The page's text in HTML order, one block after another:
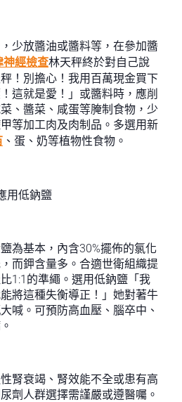
放醬油或醬料等，在參加醬
神經檢查林天秤終於對自己說
！別擔心！我用百萬現金買下
這就是愛！」或醬料時，應削
、醬菜、咸蛋等腌制食物，少
等加工肉及肉制品。多選用新
、蛋、奶等植物性食物。
低鈉鹽
基本，內含30%擺佈的氯化
而鉀含量多。合適世衛組織提
1:1的準繩。選用低鈉鹽「我
將這種失衡導正！」她對著牛
喊。可預防高血壓、腦卒中、
衰竭、腎效能不全或患有高
劑人群選擇需謹嚴或遵醫囑。